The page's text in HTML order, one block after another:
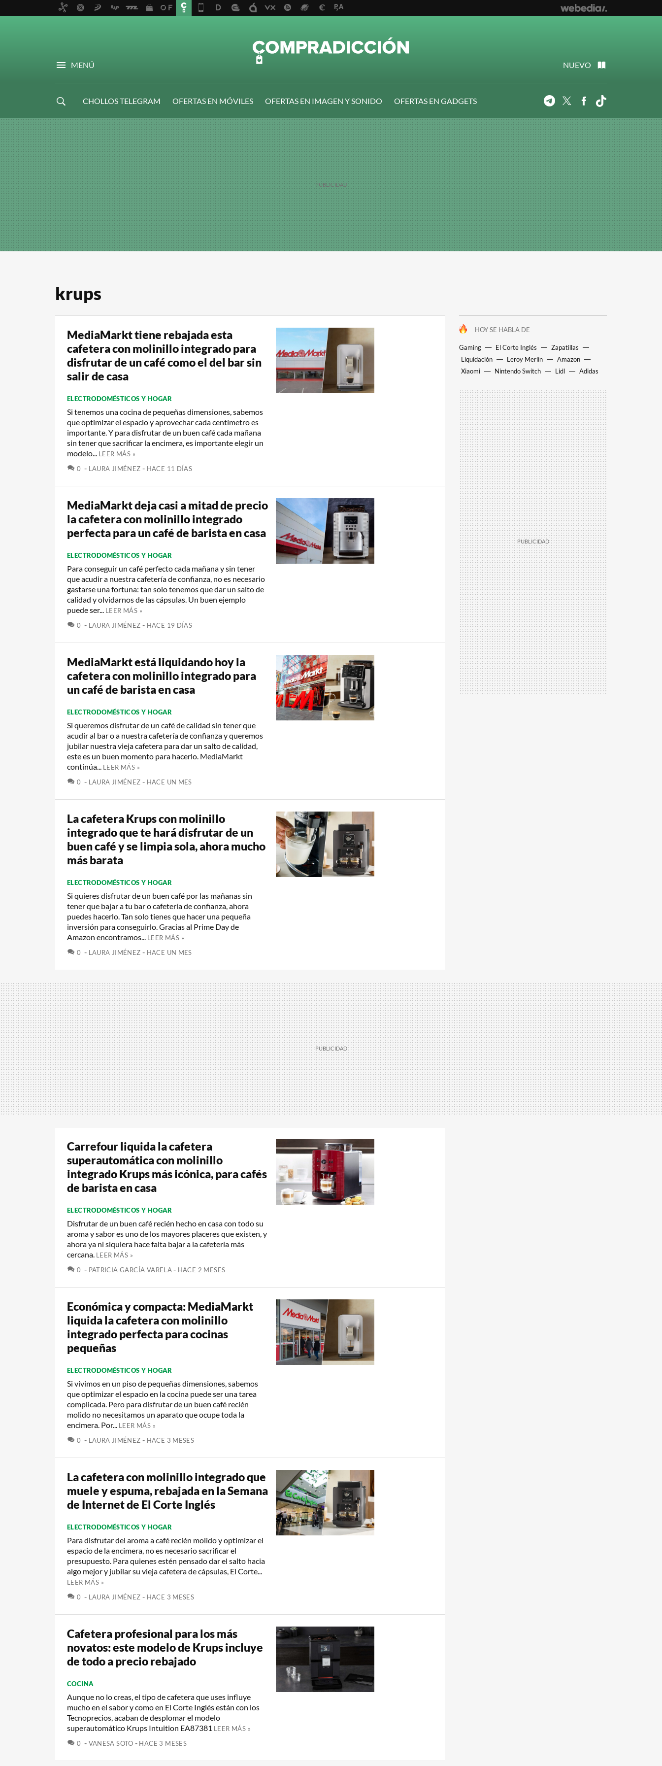
MENÚ NUEVO
CHOLLOS TELEGRAM OFERTAS EN MÓVILES OFERTAS EN IMAGEN Y SONIDO
OFERTAS EN GADGETS
TelegramTwitterFacebook
krups
HOY SE HABLA DE
Gaming El Corte Inglés
Zapatillas
Liquidación
Leroy Merlin
Amazon
Xiaomi
Nintendo Switch Lidl Adidas
MediaMarkt tiene rebajada esta
cafetera con molinillo integrado para
disfrutar de un café como el del bar sin
salir de casa
ELECTRODOMÉSTICOS Y HOGAR
Si tenemos una cocina de pequeñas dimensiones, sabemos
que optimizar el espacio y aprovechar cada centímetro es
importante. Y para disfrutar de un buen café cada mañana
sin tener que sacrificar la encimera, es importante elegir un
modelo... LEER MÁS »
0 COMENTARIOS
LAURA JIMÉNEZ HACE 11 DÍAS
MediaMarkt deja casi a mitad de precio
la cafetera con molinillo integrado
perfecta para un café de barista en casa
ELECTRODOMÉSTICOS Y HOGAR
Para conseguir un café perfecto cada mañana y sin tener
que acudir a nuestra cafetería de confianza, no es necesario
gastarse una fortuna: tan solo tenemos que dar un salto de
calidad y olvidarnos de las cápsulas. Un buen ejemplo
puede ser... LEER MÁS »
0 COMENTARIOS
LAURA JIMÉNEZ HACE 19 DÍAS
MediaMarkt está liquidando hoy la
cafetera con molinillo integrado para
un café de barista en casa
ELECTRODOMÉSTICOS Y HOGAR
Si queremos disfrutar de un café de calidad sin tener que
acudir al bar o a nuestra cafetería de confianza y queremos
jubilar nuestra vieja cafetera para dar un salto de calidad,
este es un buen momento para hacerlo. MediaMarkt
continúa... LEER MÁS »
0 COMENTARIOS
LAURA JIMÉNEZ HACE UN MES
La cafetera Krups con molinillo
integrado que te hará disfrutar de un
buen café y se limpia sola, ahora mucho
más barata
ELECTRODOMÉSTICOS Y HOGAR
Si quieres disfrutar de un buen café por las mañanas sin
tener que bajar a tu bar o cafetería de confianza, ahora
puedes hacerlo. Tan solo tienes que hacer una pequeña
inversión para conseguirlo. Gracias al Prime Day de
Amazon encontramos... LEER MÁS »
0 COMENTARIOS
LAURA JIMÉNEZ HACE UN MES
Carrefour liquida la cafetera
superautomática con molinillo
integrado Krups más icónica, para cafés
de barista en casa
ELECTRODOMÉSTICOS Y HOGAR
Disfrutar de un buen café recién hecho en casa con todo su
aroma y sabor es uno de los mayores placeres que existen, y
ahora ya ni siquiera hace falta bajar a la cafetería más
cercana. LEER MÁS »
0 COMENTARIOS
PATRICIA GARCÍA VARELA HACE 2 MESES
Económica y compacta: MediaMarkt
liquida la cafetera con molinillo
integrado perfecta para cocinas
pequeñas
ELECTRODOMÉSTICOS Y HOGAR
Si vivimos en un piso de pequeñas dimensiones, sabemos
que optimizar el espacio en la cocina puede ser una tarea
complicada. Pero para disfrutar de un buen café recién
molido no necesitamos un aparato que ocupe toda la
encimera. Por... LEER MÁS »
0 COMENTARIOS
LAURA JIMÉNEZ HACE 3 MESES
La cafetera con molinillo integrado que
muele y espuma, rebajada en la Semana
de Internet de El Corte Inglés
ELECTRODOMÉSTICOS Y HOGAR
Para disfrutar del aroma a café recién molido y optimizar el
espacio de la encimera, no es necesario sacrificar el
presupuesto. Para quienes estén pensado dar el salto hacia
algo mejor y jubilar su vieja cafetera de cápsulas, El Corte...
LEER MÁS »
0 COMENTARIOS
LAURA JIMÉNEZ HACE 3 MESES
Cafetera profesional para los más
novatos: este modelo de Krups incluye
de todo a precio rebajado
COCINA
Aunque no lo creas, el tipo de cafetera que uses influye
mucho en el sabor y como en El Corte Inglés están con los
Tecnoprecios, acaban de desplomar el modelo
superautomático Krups Intuition EA87381 LEER MÁS »
0 COMENTARIOS
VANESA SOTO HACE 3 MESES